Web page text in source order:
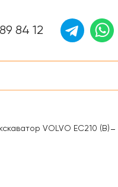
84 12
VOLVO EC210 (B)